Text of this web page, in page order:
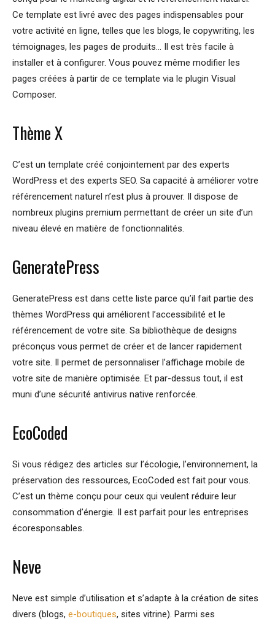
Ce template est livré avec des pages indispensables pour
votre activité en ligne, telles que les blogs, le copywriting, les
témoignages, les pages de produits… Il est très facile à
installer et à configurer. Vous pouvez même modifier les
pages créées à partir de ce template via le plugin Visual
Composer.
Thème X
C’est un template créé conjointement par des experts
WordPress et des experts SEO. Sa capacité à améliorer votre
référencement naturel n’est plus à prouver. Il dispose de
nombreux plugins premium permettant de créer un site d’un
niveau élevé en matière de fonctionnalités.
GeneratePress
GeneratePress est dans cette liste parce qu’il fait partie des
thèmes WordPress qui améliorent l’accessibilité et le
référencement de votre site. Sa bibliothèque de designs
préconçus vous permet de créer et de lancer rapidement
votre site. Il permet de personnaliser l’affichage mobile de
votre site de manière optimisée. Et par-dessus tout, il est
muni d’une sécurité antivirus native renforcée.
EcoCoded
Si vous rédigez des articles sur l’écologie, l’environnement, la
préservation des ressources, EcoCoded est fait pour vous.
C’est un thème conçu pour ceux qui veulent réduire leur
consommation d’énergie. Il est parfait pour les entreprises
écoresponsables.
Neve
Neve est simple d’utilisation et s’adapte à la création de sites
divers (blogs, e-boutiques, sites vitrine). Parmi ses